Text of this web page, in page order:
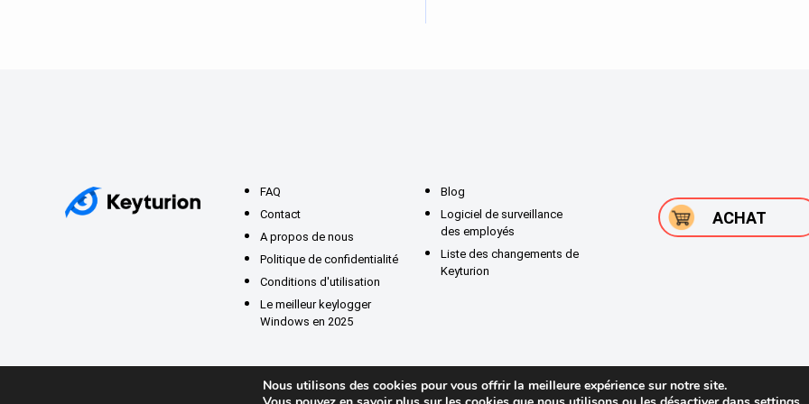
FAQ
Contact
A propos de nous
Politique de confidentialité
Conditions d'utilisation
Le meilleur keylogger
Windows en 2025
Blog
Logiciel de surveillance
des employés
Liste des changements de
Keyturion
ACHAT
Nous utilisons des cookies pour vous offrir la meilleure expérience sur notre site.